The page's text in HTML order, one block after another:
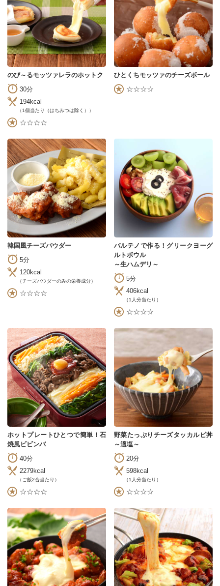
のび～るモッツァレラのホットク
30分
194kcal
（1個当たり（はちみつは除く））
☆☆☆☆
ひとくちモッツァのチーズボール
☆☆☆☆
韓国風チーズパウダー
5分
120kcal
（チーズパウダーのみの栄養成分）
☆☆☆☆
パルテノで作る！グリークヨーグ
ルトボウル
～生ハムデリ～
5分
406kcal
（1人分当たり）
☆☆☆☆
ホットプレートひとつで簡単！石
焼風ビビンバ
40分
2279kcal
（ご飯2合当たり）
☆☆☆☆
野菜たっぷりチーズタッカルビ丼
～適塩～
20分
598kcal
（1人分当たり）
☆☆☆☆